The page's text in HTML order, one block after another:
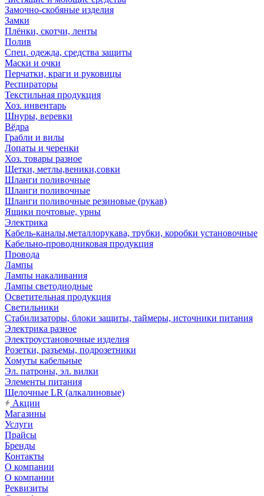
Замочно-скобяные изделия
Замки
Плёнки, скотчи, ленты
Полив
Спец. одежда, средства защиты
Маски и очки
Перчатки, краги и руковицы
Респираторы
Текстильная продукция
Хоз. инвентарь
Шнуры, веревки
Вёдра
Грабли и вилы
Лопаты и черенки
Хоз. товары разное
Щетки, метлы,веники,совки
Шланги поливочные
Шланги поливочные
Шланги поливочные резиновые (рукав)
Ящики почтовые, урны
Электрика
Кабель-каналы,металлорукава, трубки, коробки установочные
Кабельно-проводниковая продукция
Провода
Лампы
Лампы накаливания
Лампы светодиодные
Осветительная продукция
Светильники
Стабилизаторы, блоки защиты, таймеры, источники питания
Электрика разное
Электроустановочные изделия
Розетки, разъемы, подрозетники
Хомуты кабельные
Эл. патроны, эл. вилки
Элементы питания
Щелочные LR (алкалиновые)
Акции
Магазины
Услуги
Прайсы
Бренды
Контакты
О компании
О компании
Реквизиты